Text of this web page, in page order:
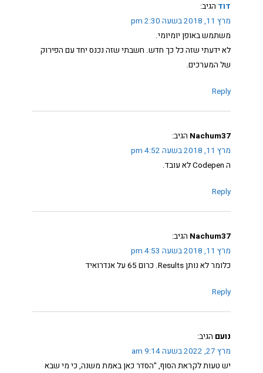
דוד הגיב:
מרץ 11, 2018 בשעה 2:30 pm
משתמש באופן יומיומי.
לא ידעתי שזה כל כך חדש. חשבתי שזה נכנס יחד עם הפירוק
של המערכים.
Reply
Nachum37 הגיב:
מרץ 11, 2018 בשעה 4:52 pm
ה Codepen לא עובד.
Reply
Nachum37 הגיב:
מרץ 11, 2018 בשעה 4:53 pm
כלומר לא נותן Results. כרום 65 על אנדרואיד
Reply
נועם הגיב:
מרץ 27, 2022 בשעה 9:14 am
יש טעות לקראת הסוף, "הסדר כאן באמת משנה, כי מי שבא